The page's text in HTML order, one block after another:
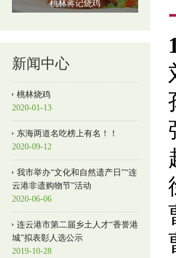
桃林蒋记烧鸡
新闻中心
桃林烧鸡
2020-01-13
东海两道名吃榜上有名！！
2020-09-12
我市举办“文化和自然遗产日”“连
云港非遗购物节”活动
2020-06-06
连云港市第二届乡土人才“香誉港
城”拟表彰人选公示
2019-10-28